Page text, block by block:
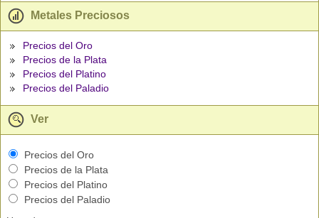
Metales Preciosos
Precios del Oro
Precios de la Plata
Precios del Platino
Precios del Paladio
Ver
Precios del Oro
Precios de la Plata
Precios del Platino
Precios del Paladio